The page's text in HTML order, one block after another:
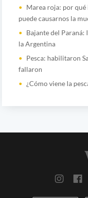
Marea roja: por
puede causarnos la
Bajante del Paraná:
la Argentina
Pesca: habilitaron
fallaron
¿Cómo viene la